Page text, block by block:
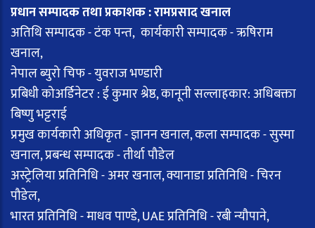
प्रधान सम्पादक तथा प्रकाशक : रामप्रसाद खनाल
अतिथि सम्पादक - टंक पन्त, कार्यकारी सम्पादक - ऋषिराम
खनाल,
नेपाल ब्युरो चिफ - युवराज भण्डारी
प्रबिधी कोअर्डिनेटर : ई कुमार श्रेष्ठ, कानूनी सल्लाहकार: अधिबक्ता
बिष्णु भट्टराई
प्रमुख कार्यकारी अधिकृत - ज्ञानन खनाल, कला सम्पादक - सुस्मा
खनाल, प्रबन्ध सम्पादक - तीर्था पौडेल
अस्ट्रेलिया प्रतिनिधि - अमर खनाल, क्यानाडा प्रतिनिधि - चिरन
पौडेल,
भारत प्रतिनिधि - माधव पाण्डे, UAE प्रतिनिधि - रबी न्यौपाने,